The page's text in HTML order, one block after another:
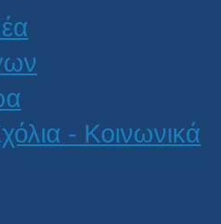
- Κοινωνικά